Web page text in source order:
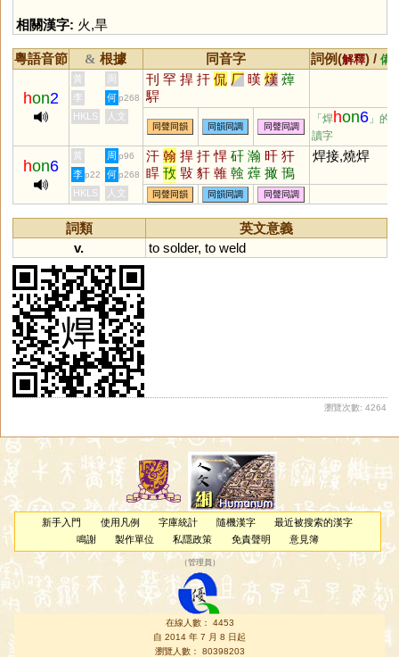
相關漢字: 火,旱
粵語音節 & 根據 同音字 詞例(解釋) / 備
hon2
黃 周 刊 罕 捍 扞 侃 厂 暵 熯 蔊
駻
李 何 p268
HKLS 人文
同聲同韻 同韻同調 同聲同調
「焊hon6 」的
讀字
hon6
黃 周 p96 汗 翰 捍 扞 悍 矸 瀚 旰 犴
睅 攼 㪋 豻 雗 螒 蔊 撖 鳱
馯 閈 釬 鶾 涆 駻 銲
焊接,燒焊
李 p22 何 p268
HKLS 人文 同聲同韻 同韻同調 同聲同調
詞類
英文意義
v.
to solder, to weld
瀏覽次數: 4264
新手入門 使用凡例 字庫統計 隨機漢字
最近被搜索的漢字
鳴謝
製作單位 私隱政策 免責聲明 意見簿
（管理員 ）
在線人數： 4453
自 2014 年 7 月 8 日起
瀏覽人數： 80398203